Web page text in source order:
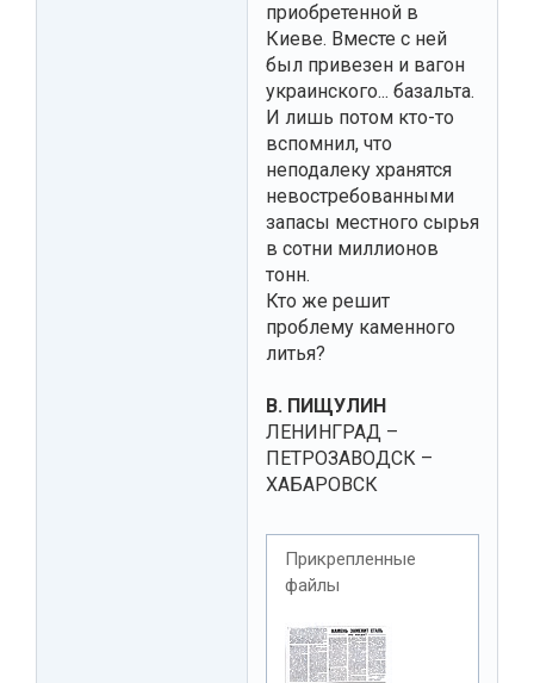
приобретенной в
Киеве. Вместе с ней
был привезен и вагон
украинского... базальта.
И лишь потом кто-то
вспомнил, что
неподалеку хранятся
невостребованными
запасы местного сырья
в сотни миллионов
тонн.
Кто же решит
проблему каменного
литья?
В. ПИЩУЛИН
ЛЕНИНГРАД –
ПЕТРОЗАВОДСК –
ХАБАРОВСК
Прикрепленные
файлы